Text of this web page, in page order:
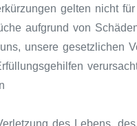
gelten nicht für
aufgrund von
unsere gesetzlichen
des Lebens, des